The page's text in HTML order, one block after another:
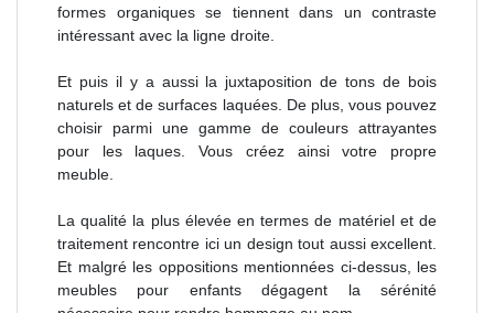
formes organiques se tiennent dans un contraste
intéressant avec la ligne droite.
Et puis il y a aussi la juxtaposition de tons de bois
naturels et de surfaces laquées. De plus, vous pouvez
choisir parmi une gamme de couleurs attrayantes
pour les laques. Vous créez ainsi votre propre
meuble.
La qualité la plus élevée en termes de matériel et de
traitement rencontre ici un design tout aussi excellent.
Et malgré les oppositions mentionnées ci-dessus, les
meubles pour enfants dégagent la sérénité